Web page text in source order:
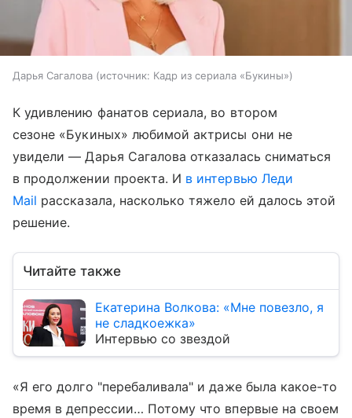
Дарья Сагалова источник: Кадр из сериала «Букины»
К удивлению фанатов сериала, во втором
сезоне «Букиных» любимой актрисы они не
увидели — Дарья Сагалова отказалась сниматься
в продолжении проекта. И в интервью Леди
Mail рассказала, насколько тяжело ей далось этой
решение.
Читайте также
Екатерина Волкова: «Мне повезло, я
не сладкоежка»
Интервью со звездой
«Я его долго "перебаливала" и даже была какое-то
время в депрессии… Потому что впервые на своем